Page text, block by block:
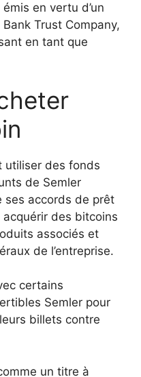
en vertu d’un
Trust Company,
en tant que
utiliser des fonds
de Semler
ses accords de prêt
des bitcoins
associés et
de l’entreprise.
certains
Semler pour
billets contre
un titre à